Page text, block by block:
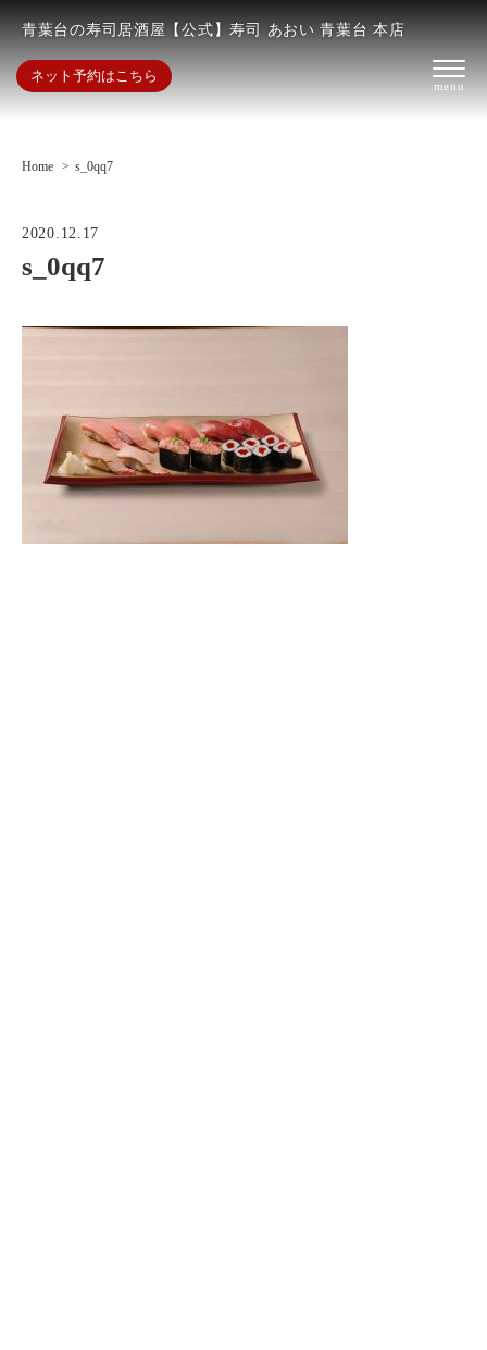
青葉台の寿司居酒屋【公式】寿司 あおい 青葉台 本店
ネット予約はこちら
Home s_0qq7
2020.12.17
s_0qq7